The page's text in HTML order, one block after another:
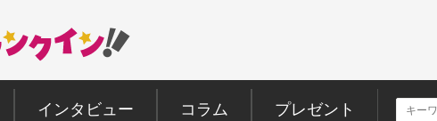
インタビュー コラム プレゼント